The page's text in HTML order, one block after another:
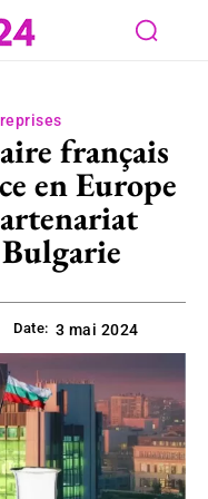
français
en Europe
Date: 3 mai 2024